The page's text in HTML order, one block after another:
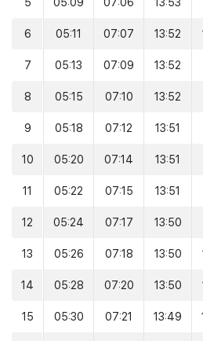
6 05:11 07:07 13:52
7 05:13 07:09 13:52
8 05:15 07:10 13:52
9 05:18 07:12 13:51
10 05:20 07:14 13:51
11 05:22 07:15 13:51
12 05:24 07:17 13:50
13 05:26 07:18 13:50
14 05:28 07:20 13:50
15 05:30 07:21 13:49